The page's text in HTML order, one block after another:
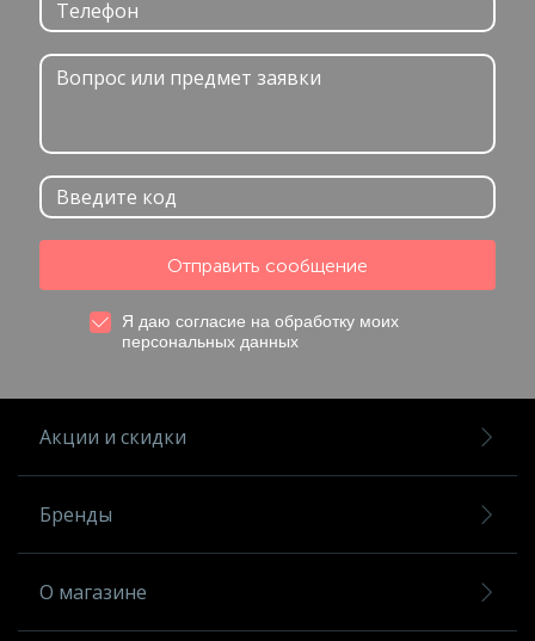
Отправить сообщение
Я даю согласие на обработку моих
персональных данных
Акции и скидки
Бренды
О магазине